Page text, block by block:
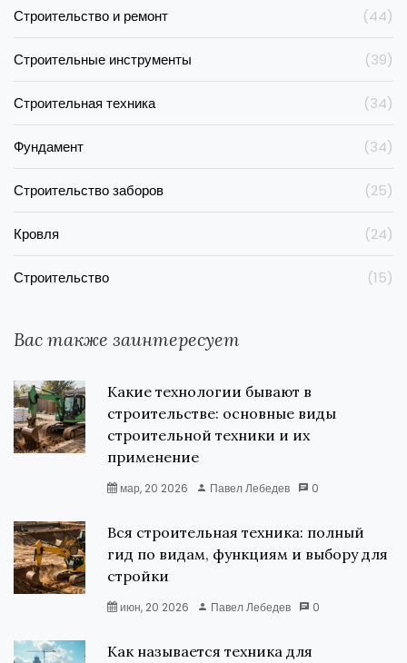
Строительство и ремонт (44)
Строительные инструменты (39)
Строительная техника (34)
Фундамент (34)
Строительство заборов (25)
Кровля (24)
Строительство (15)
Вас также заинтересует
Какие технологии бывают в
строительстве: основные виды
строительной техники и их
применение
мар, 20 2026 Павел Лебедев 0
Вся строительная техника: полный
гид по видам, функциям и выбору для
стройки
июн, 20 2026 Павел Лебедев 0
Как называется техника для